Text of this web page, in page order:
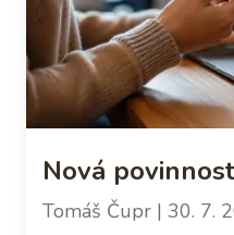
Nová
Tomáš Čupr | 30. 7.